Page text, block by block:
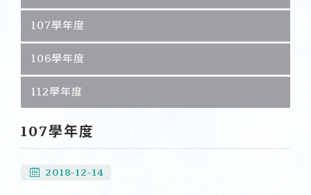
107學年度
106學年度
112學年度
107學年度
2018-12-14